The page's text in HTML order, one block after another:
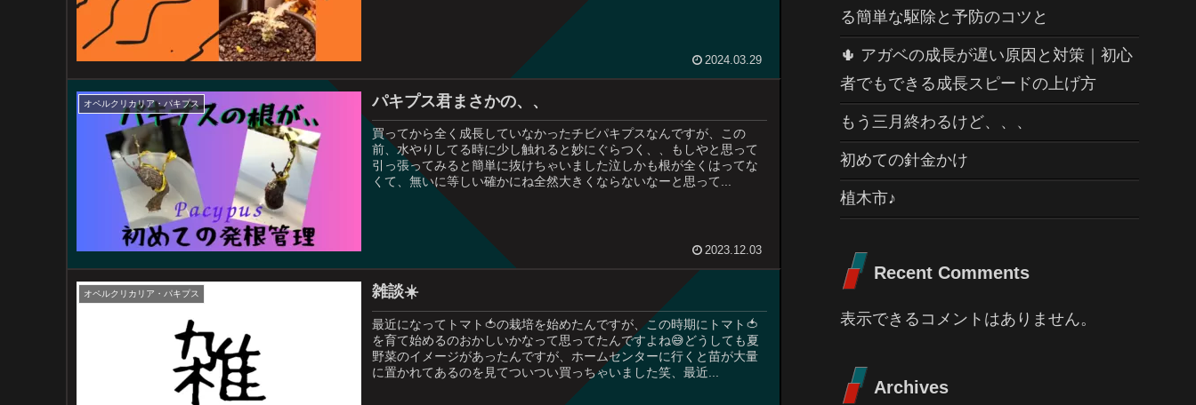
2024.03.29
オペルクリカリア・パキプス パキプス君まさかの、、
買ってから全く成長していなかったチビパキプスなんですが、この
前、水やりしてる時に少し触れると妙にぐらつく、、もしやと思って
引っ張ってみると簡単に抜けちゃいました泣しかも根が全くはってな
くて、無いに等しい確かにね全然大きくならないなーと思って...
2023.12.03
オペルクリカリア・パキプス 雑談☀️
最近になってトマト🍅の栽培を始めたんですが、この時期にトマト🍅
を育て始めるのおかしいかなって思ってたんですよね😅どうしても夏
野菜のイメージがあったんですが、ホームセンターに行くと苗が大量
に置かれてあるのを見てついつい買っちゃいました笑、最近...
る簡単な駆除と予防のコツと
🌵 アガベの成長が遅い原因と対策｜初心
者でもできる成長スピードの上げ方
もう三月終わるけど、、、
初めての針金かけ
植木市♪
Recent Comments
表示できるコメントはありません。
Archives